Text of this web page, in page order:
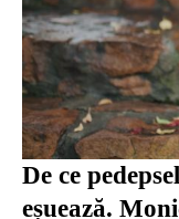
De ce
eșuează.